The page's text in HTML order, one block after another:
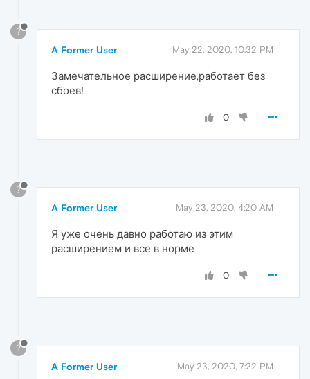
?
A Former User May 22, 2020, 10:32 PM
Замечательное расширение,работает без
сбоев!
0
?
A Former User May 23, 2020, 4:20 AM
Я уже очень давно работаю из этим
расширением и все в норме
0
?
A Former User May 23, 2020, 7:22 PM